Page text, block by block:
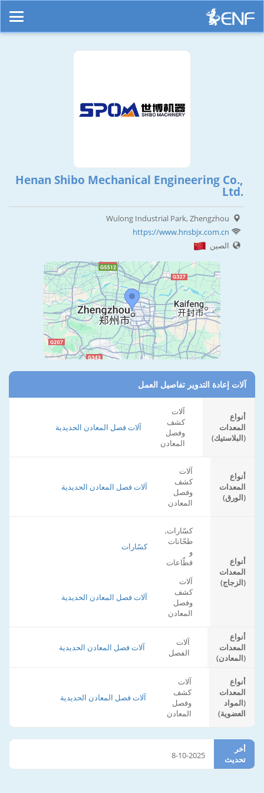
Henan Shibo Mechanical Engineering Co.,
Ltd.
Wulong Industrial Park, Zhengzhou
https://www.hnsbjx.com.cn
الصين
آلات إعادة التدوير تفاصيل العمل
أنواع
المعدات
(البلاستيك)
آلات
كشف
وفصل
المعادن
آلات فصل المعادن الحديدية
أنواع
المعدات
(الورق)
آلات
كشف
وفصل
المعادن
آلات فصل المعادن الحديدية
أنواع
المعدات
(الزجاج)
كسّارات,
طحّانات
و
قطّاعات
كسّارات
آلات
كشف
وفصل
المعادن
آلات فصل المعادن الحديدية
أنواع
المعدات
(المعادن)
آلات
الفصل
آلات فصل المعادن الحديدية
أنواع
المعدات
(المواد
العضوية)
آلات
كشف
وفصل
المعادن
آلات فصل المعادن الحديدية
أخر
تحديث
8-10-2025